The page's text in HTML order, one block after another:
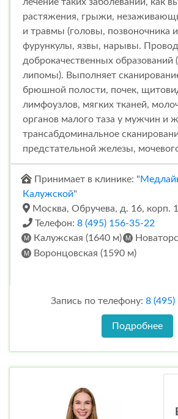
растяжения, грыжи,
и травмы (головы, позвоночника
фурункулы, язвы, нарывы.
доброкачественных образований
липомы). Выполняет
брюшной полости, почек,
лимфоузлов, мягких тканей,
органов малого таза у мужчин и
трансабдоминальное
предстательной железы,
Принимает в клинике: "
Калужской"
Москва, Обручева, д. 16, корп. 1
Телефон: 8 (495) 156-35-22
Калужская (1640 м)
Воронцовская (1590 м)
Запись по телефону: 8
Подробнее